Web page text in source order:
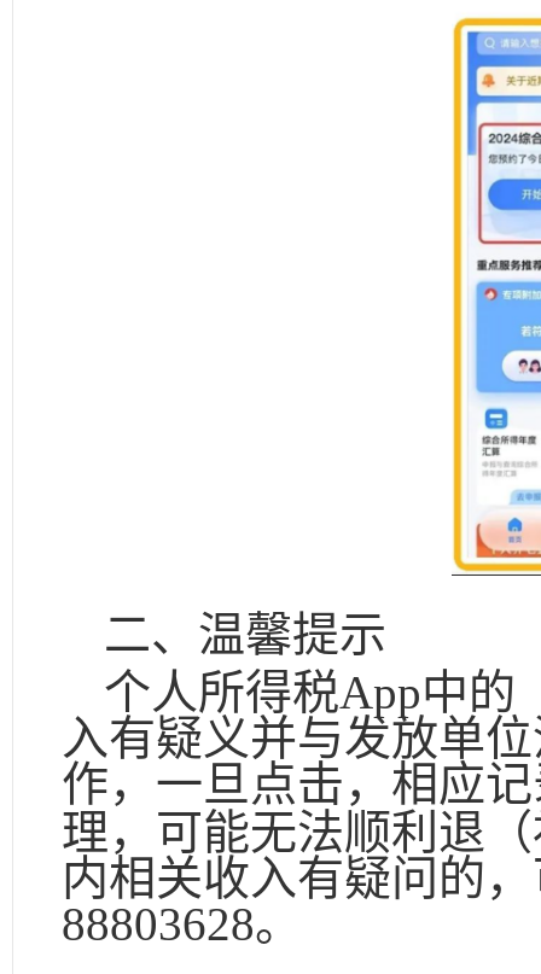
二、温馨提示
个人所得税App中的
入有疑义并与发放单
作，一旦点击，相应
理，可能无法顺利退
内相关收入有疑问的
88803628。